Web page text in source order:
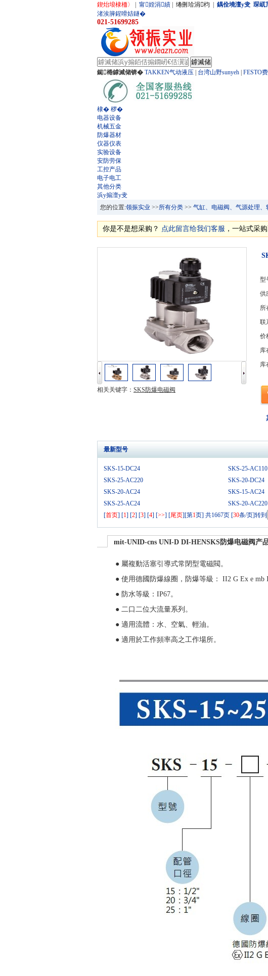
鍥炲埌棣栭〉 甯姪涓績 绻侀珨涓枃 鍝佺墝澶у叏 琛屼
渚涘簲鍟嗗姞鐩�
021-51699285
鐑棬鎼滅储锛� TAKKEN气动液压 台湾山野sunyeh FESTO
棣� 椤�
电器设备
机械五金
防爆器材
仪器仪表
实验设备
安防劳保
工控产品
电子电工
其他分类
浜у搧澶у叏
您的位置:领振实业 >>所有分类 >> 气缸、电磁阀、气源处理、
你是不是想采购？ 点此留言给我们客服 ，一站式采购
相关关键字： SKS防爆电磁阀
型
供
所
联
价
库
库
最新型号
SKS-15-DC24 SKS-25-AC110
SKS-25-AC220
SKS-20-DC24
SKS-20-AC24
SKS-15-AC24
SKS-25-AC24
SKS-20-AC220
[首页] [1] [2] [3] [4] [>>] [尾页][第1页] 共1667页 [30条/页]转到
mit-UNID-cns UNI-D DI-HENSKS防爆电磁阀产
● 屬複動活塞引導式常閉型電磁閥。
● 使用德國防爆線圈，防爆等級： II2 G Ex e mb
● 防水等級：IP67。
● 二口二位大流量系列。
● 適用流體：水、空氣、輕油。
● 適用於工作頻率高之工作場所。